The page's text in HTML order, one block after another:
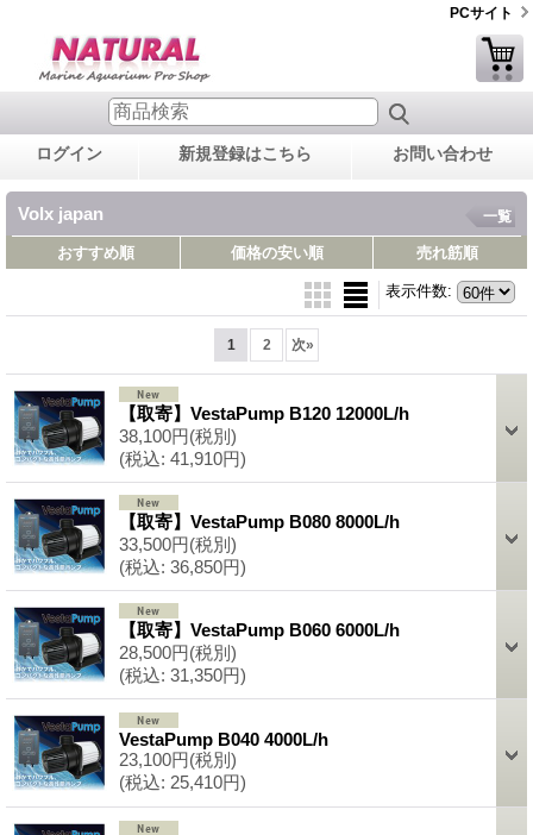
PCサイト
ログイン 新規登録はこちら お問い合わせ
Volx japan 一覧
おすすめ順 価格の安い順 売れ筋順
表示件数:
1 2 次»
【取寄】VestaPump B120 12000L/h
38,100円(税別)
(税込: 41,910円)
【取寄】VestaPump B080 8000L/h
33,500円(税別)
(税込: 36,850円)
【取寄】VestaPump B060 6000L/h
28,500円(税別)
(税込: 31,350円)
VestaPump B040 4000L/h
23,100円(税別)
(税込: 25,410円)